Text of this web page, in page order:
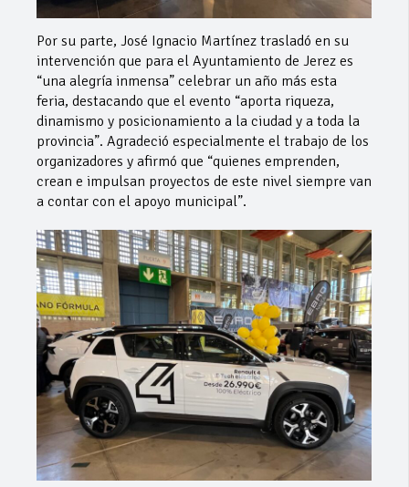
Por su parte, José Ignacio Martínez trasladó en su
intervención que para el Ayuntamiento de Jerez es
“una alegría inmensa” celebrar un año más esta
feria, destacando que el evento “aporta riqueza,
dinamismo y posicionamiento a la ciudad y a toda la
provincia”. Agradeció especialmente el trabajo de los
organizadores y afirmó que “quienes emprenden,
crean e impulsan proyectos de este nivel siempre van
a contar con el apoyo municipal”.